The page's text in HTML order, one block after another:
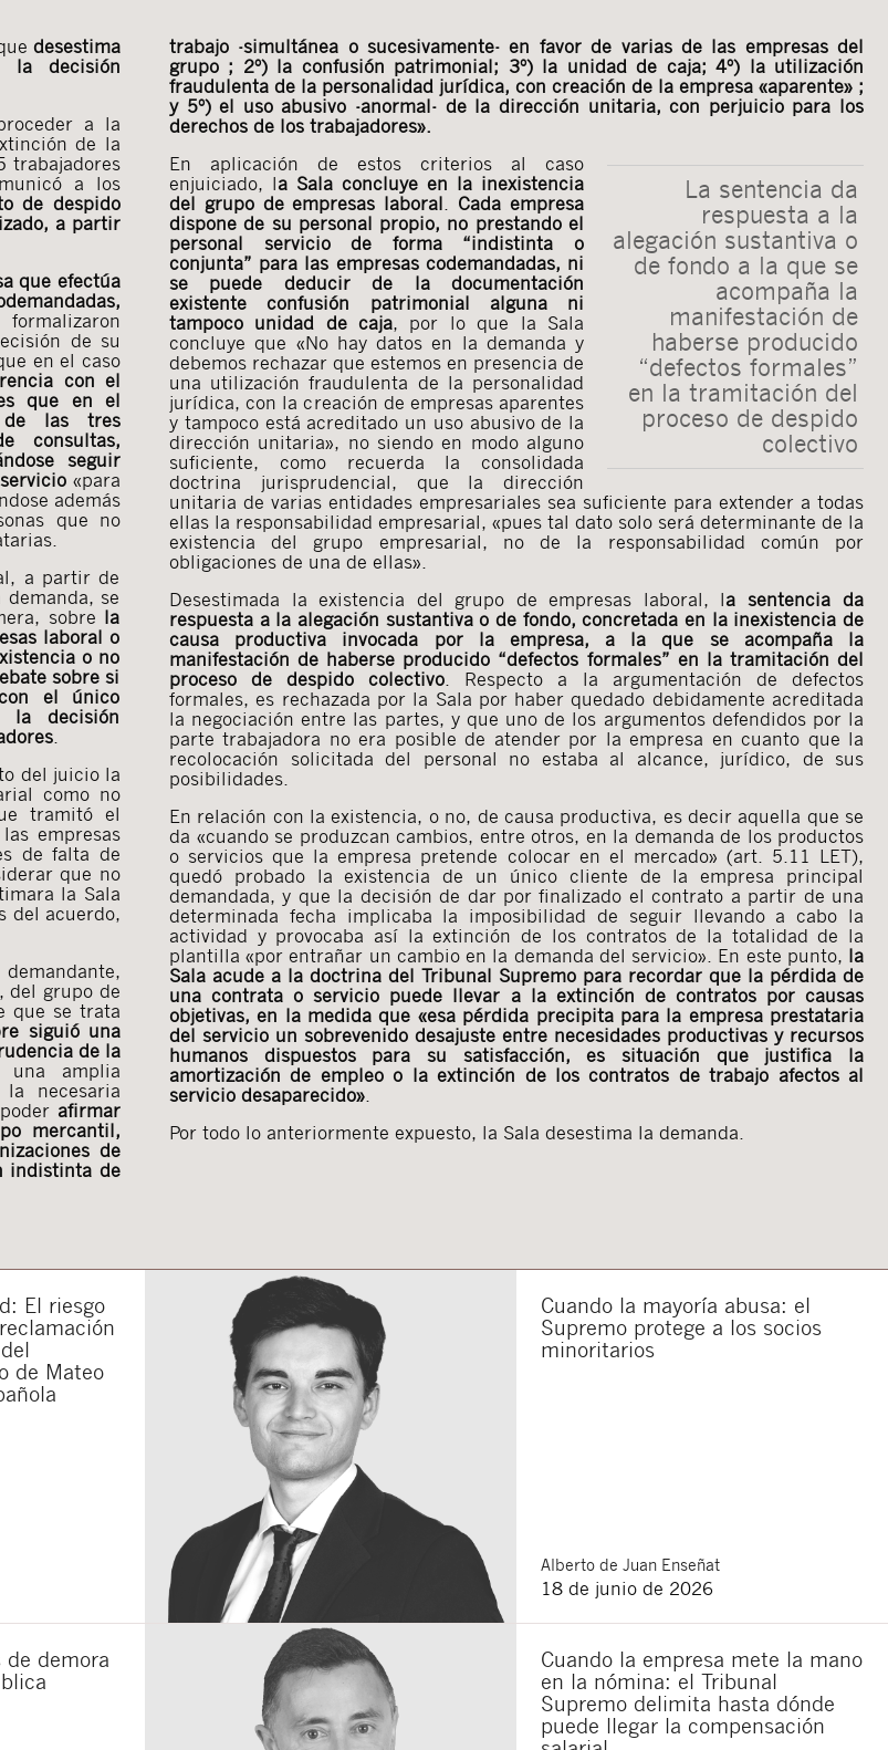
desestima
la decisión
a la
de la
trabajadores
a los
de despido
a partir
que efectúa
de su
en el caso
con el
que en el
de las tres
consultas,
seguir
«para
además
que no
a partir de
se
sobre la
laboral o
o no
sobre si
el único
la decisión
del juicio la
como no
tramitó el
empresas
de falta de
que no
la Sala
del acuerdo,
del grupo de
que se trata
siguió una
de la
amplia
necesaria
afirmar
mercantil,
de
indistinta de
trabajo -simultánea o sucesivamente- en favor de varias de las empresas del
grupo ; 2º) la confusión patrimonial; 3º) la unidad de caja; 4º) la utilización
fraudulenta de la personalidad jurídica, con creación de la empresa «aparente» ;
y 5º) el uso abusivo -anormal- de la dirección unitaria, con perjuicio para los
derechos de los trabajadores».
La sentencia da
respuesta a la
alegación sustantiva o
de fondo a la que se
acompaña la
manifestación de
haberse producido
“defectos formales”
en la tramitación del
proceso de despido
colectivo
En aplicación de estos criterios al caso
enjuiciado, la Sala concluye en la inexistencia
del grupo de empresas laboral
Cada empresa
dispone de su personal propio, no prestando el
personal servicio de forma “indistinta o
conjunta” para las empresas codemandadas, ni
se puede deducir de la documentación
existente confusión patrimonial alguna ni
tampoco unidad de caja, por lo que la Sala
concluye que «No hay datos en la demanda y
debemos rechazar que estemos en presencia de
una utilización fraudulenta de la personalidad
jurídica, con la creación de empresas aparentes
y tampoco está acreditado un uso abusivo de la
dirección unitaria», no siendo en modo alguno
suficiente, como recuerda la consolidada
doctrina jurisprudencial, que la dirección
unitaria de varias entidades empresariales sea suficiente para extender a todas
ellas la responsabilidad empresarial, «pues tal dato solo será determinante de la
existencia del grupo empresarial, no de la responsabilidad común por
obligaciones de una de ellas».
Desestimada la existencia del grupo de empresas laboral, la sentencia da
respuesta a la alegación sustantiva o de fondo, concretada en la inexistencia de
causa productiva invocada por la empresa, a la que se acompaña la
manifestación de haberse producido “defectos formales” en la tramitación del
proceso de despido colectivo . Respecto a la argumentación de defectos
formales, es rechazada por la Sala por haber quedado debidamente acreditada
la negociación entre las partes, y que uno de los argumentos defendidos por la
parte trabajadora no era posible de atender por la empresa en cuanto que la
recolocación solicitada del personal no estaba al alcance, jurídico, de sus
posibilidades.
En relación con la existencia, o no, de causa productiva, es decir aquella que se
da «cuando se produzcan cambios, entre otros, en la demanda de los productos
o servicios que la empresa pretende colocar en el mercado» (art. 5.11 LET),
quedó probado la existencia de un único cliente de la empresa principal
demandada, y que la decisión de dar por finalizado el contrato a partir de una
determinada fecha implicaba la imposibilidad de seguir llevando a cabo la
actividad y provocaba así la extinción de los contratos de la totalidad de la
plantilla «por entrañar un cambio en la demanda del servicio». En este punto, la
Sala acude a la doctrina del Tribunal Supremo para recordar que la pérdida de
una contrata o servicio puede llevar a la extinción de contratos por causas
objetivas, en la medida que «esa pérdida precipita para la empresa prestataria
del servicio un sobrevenido desajuste entre necesidades productivas y recursos
humanos dispuestos para su satisfacción, es situación que justifica la
amortización de empleo o la extinción de los contratos de trabajo afectos al
servicio desaparecido»
Por todo lo anteriormente expuesto, la Sala desestima la demanda.
El riesgo
de Mateo
Cuando la mayoría abusa: el
Supremo protege a los socios
minoritarios
Alberto de Juan Enseñat
18 de junio de 2026
demora
Cuando la empresa mete la mano
en la nómina: el Tribunal
Supremo delimita hasta dónde
puede llegar la compensación
sobre nuevos artículos legales.